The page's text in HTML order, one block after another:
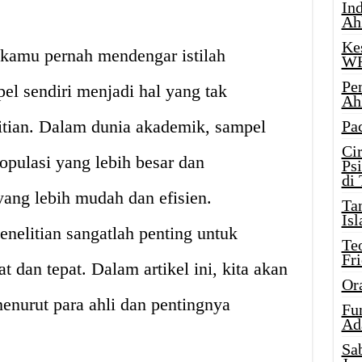
pernah mendengar istilah
sendiri menjadi hal yang tak
Dalam dunia akademik, sampel
yang lebih besar dan
lebih mudah dan efisien.
sangatlah penting untuk
dan tepat. Dalam artikel ini, kita akan
para ahli dan pentingnya
di